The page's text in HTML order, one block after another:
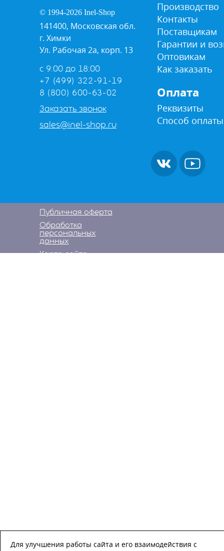
© 1994-2026 Inel-Shop
141400, Московская обл.
г. Химки
Ул. Рабочая 2а, корп. 13
с 9:00 до 18:00
+7 (499) 322-91-19
8 (800) 600-63-02
Заказать звонок
sales@inel-shop.ru
Производство
Контакты
Поставщикам
Гарантии и
Оптовикам
Как заказать
Оплата
Реквизиты
Способ оплаты
Публичная оферта
Обработка
персональных
данных
Карта сайта
Для улучшения работы сайта и его взаимодействия с